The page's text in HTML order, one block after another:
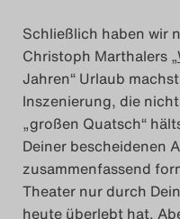
Schließlich haben wir
Christoph Marthalers „
Jahren“ Urlaub
Inszenierung, die
„großen Quatsch“
Deiner bescheidenen
zusammenfassend
Theater nur durch
heute überlebt hat.